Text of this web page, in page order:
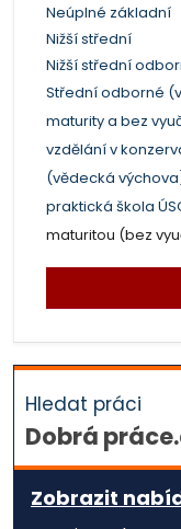
Neúplné základní
Nižší střední
Nižší střední
Střední odborné
maturity a bez
vzdělání v
(vědecká
praktická škola
maturitou (bez
Hledat práci
Dobrá
Zobrazit